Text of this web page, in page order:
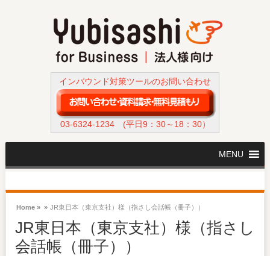
インバウンド対策ツールのお問い合わせ
03-6324-1234(平日9：30～18：30）
MENU
Home » » JR東日本（東京支社）様（指さし会話帳（冊子））
JR東日本（東京支社）様（指さし
会話帳（冊子））